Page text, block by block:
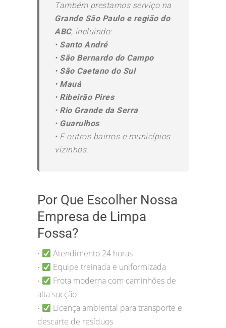
Também prestamos serviço na
Grande São Paulo e região do
ABC, incluindo:
• Santo André
• São Bernardo do Campo
• São Caetano do Sul
• Mauá
• Ribeirão Pires
• Rio Grande da Serra
• Guarulhos
• E outros bairros e municípios
vizinhos.
Por Que Escolher Nossa
Empresa de Limpa
Fossa?
• Atendimento 24 horas
• Equipe treinada e uniformizada
•
Frota moderna com caminhões de
alta sucção
•
Licença ambiental para transporte e
descarte de resíduos